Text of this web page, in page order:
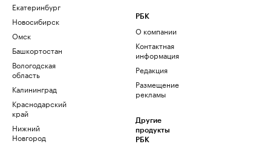
Екатеринбург
Новосибирск
Омск
Башкортостан
Вологодская
область
Калининград
Краснодарский
край
Нижний
Новгород
РБК
О компании
Контактная
информация
Редакция
Размещение
рекламы
Другие
продукты
РБК